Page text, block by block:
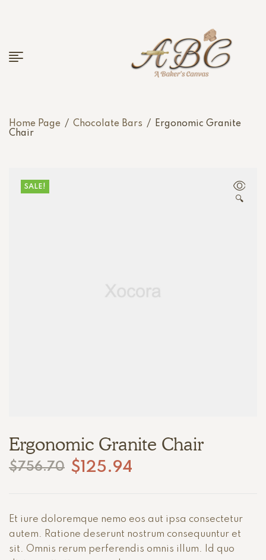
Home Page / Chocolate Bars /
Ergonomic Granite
Chair
🔍
SALE!
Ergonomic Granite Chair
$756.70 $ 125.94
Et iure doloremque nemo eos aut ipsa consectetur
autem. Ratione deserunt nostrum consequuntur et
sit. Omnis rerum perferendis omnis illum. Id quo